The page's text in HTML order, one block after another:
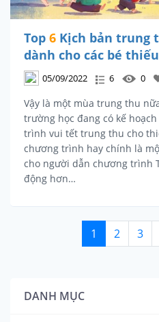
Top 6 Kịch bản trung
dành cho các bé
05/09/2022 6 0
Vậy là một mùa trung thu
trường học đang có kế
trình vui tết trung thu cho
chương trình hay chính là
cho người dẫn chương trình
động hơn…
1 2 3
DANH MỤC